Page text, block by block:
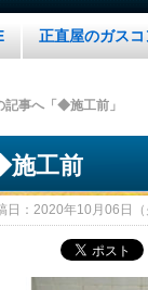
正直屋のガスコ
記事へ「◆施工前」
工前
日：2020年10月06日